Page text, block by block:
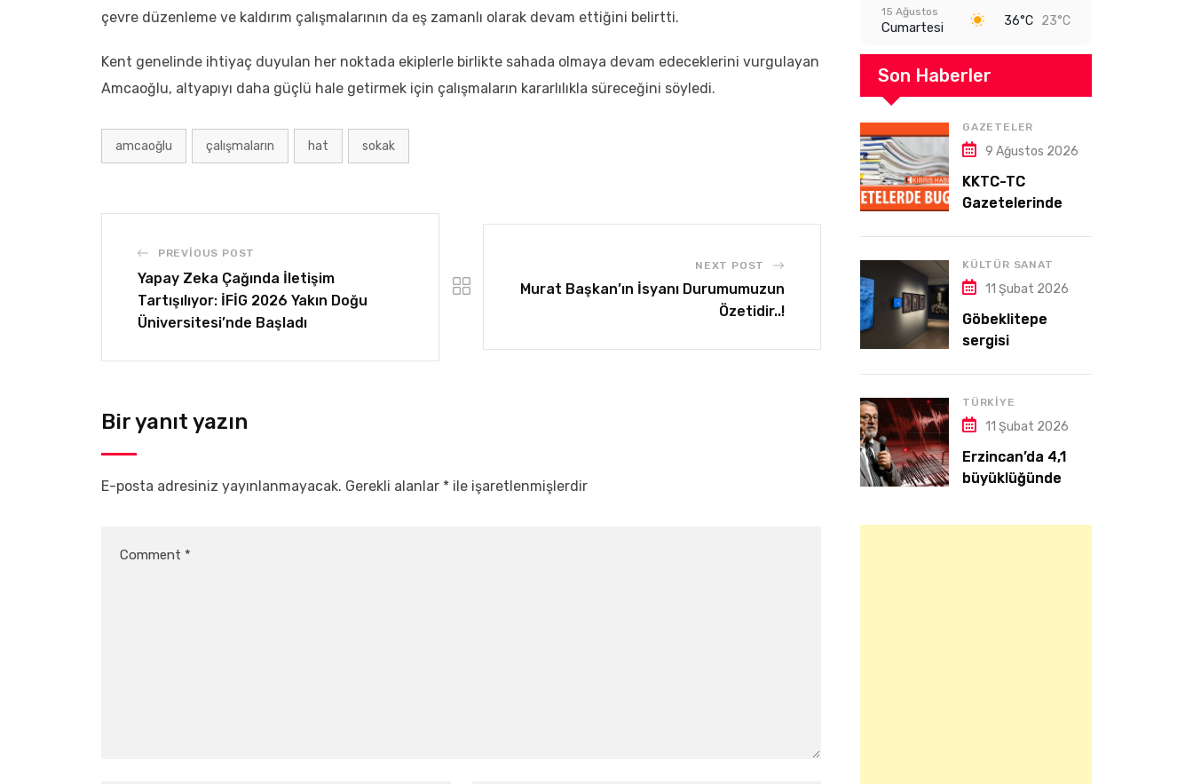
çevre düzenleme ve kaldırım çalışmalarının da eş zamanlı olarak devam ettiğini belirtti.
Kent genelinde ihtiyaç duyulan her noktada ekiplerle birlikte sahada olmaya devam edeceklerini vurgulayan
Amcaoğlu, altyapıyı daha güçlü hale getirmek için çalışmaların kararlılıkla süreceğini söyledi.
amcaoğlu çalışmaların hat sokak
PREVIOUS POST
Yapay Zeka Çağında İletişim
Tartışılıyor: İFİG 2026 Yakın Doğu
Üniversitesi’nde Başladı
NEXT POST
Murat Başkan’ın İsyanı Durumumuzun
Özetidir..!
Bir yanıt yazın
E-posta adresiniz yayınlanmayacak. Gerekli alanlar * ile işaretlenmişlerdir
15 Ağustos
Cumartesi 36°C 23°C
Son Haberler
GAZETELER
9 Ağustos 2026
KKTC-TC
Gazetelerinde
KÜLTÜR SANAT
11 Şubat 2026
Göbeklitepe
sergisi
TÜRKIYE
11 Şubat 2026
Erzincan’da 4,1
büyüklüğünde
Görür: Yeri hassas